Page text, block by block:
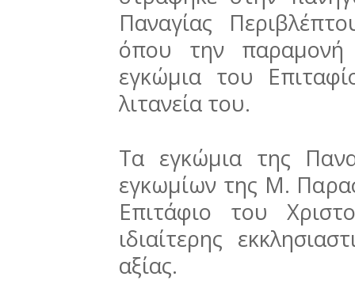
Παναγίας
όπου την
εγκώμια του
λιτανεία του.
Τα εγκώμια της
εγκωμίων της Μ.
Επιτάφιο του
ιδιαίτερης
αξίας.